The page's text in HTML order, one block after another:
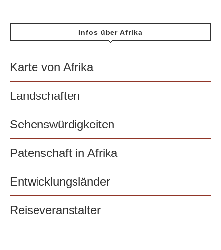
Infos über Afrika
Karte von Afrika
Landschaften
Sehenswürdigkeiten
Patenschaft in Afrika
Entwicklungsländer
Reiseveranstalter